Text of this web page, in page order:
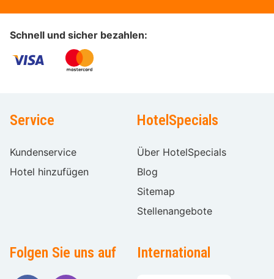
Schnell und sicher bezahlen:
Service
Kundenservice
Hotel hinzufügen
HotelSpecials
Über HotelSpecials
Blog
Sitemap
Stellenangebote
Folgen Sie uns auf International